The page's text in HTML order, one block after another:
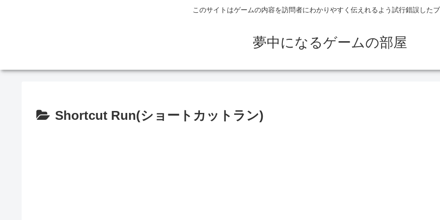
このサイトはゲームの内容を訪問者にわかりやすく伝えれるよう試行錯誤した
夢中になるゲームの部屋
Shortcut Run(ショートカットラン)